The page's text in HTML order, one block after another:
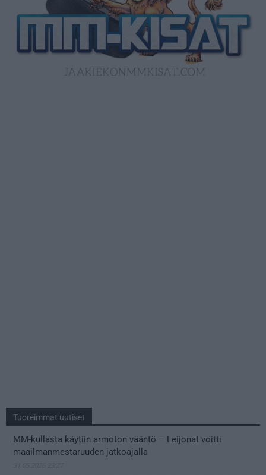
Tuoreimmat uutiset
MM-kullasta käytiin armoton vääntö – Leijonat voitti
maailmanmestaruuden jatkoajalla